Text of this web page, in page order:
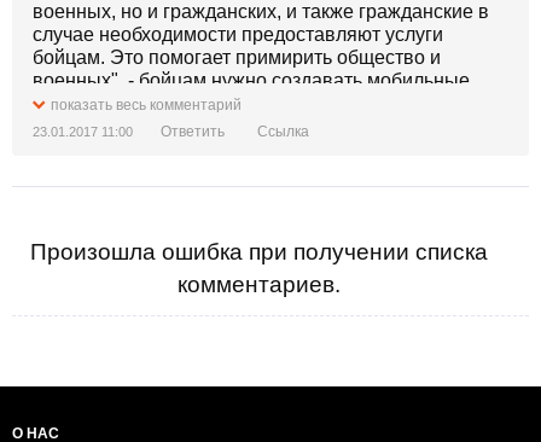
военных, но и гражданских, и также гражданские в
случае необходимости предоставляют услуги
бойцам. Это помогает примирить общество и
военных", - бойцам нужно создавать мобильные
госпитали, а вот ехать врачам туда не стоит. Там уже
жизни не будет, поэтому и врачам там нечего делать.
показать весь комментарий
23.01.2017 11:00 Ответить Ссылка
Произошла ошибка при получении списка
комментариев.
О НАС